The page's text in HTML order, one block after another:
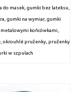
do masek gumki bez lateksu
gumki na wymiar, gumki
końcówkami
okrouhlé pruženky pruženky
w szpulach